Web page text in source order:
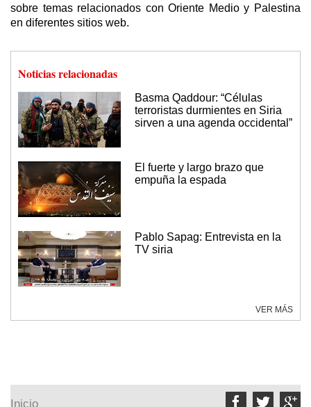
sobre temas relacionados con Oriente Medio y Palestina
en diferentes sitios web.
Noticias relacionadas
Basma Qaddour: “Células
terroristas durmientes en Siria
sirven a una agenda occidental”
El fuerte y largo brazo que
empuña la espada
Pablo Sapag: Entrevista en la
TV siria
VER MÁS
  
Inicio